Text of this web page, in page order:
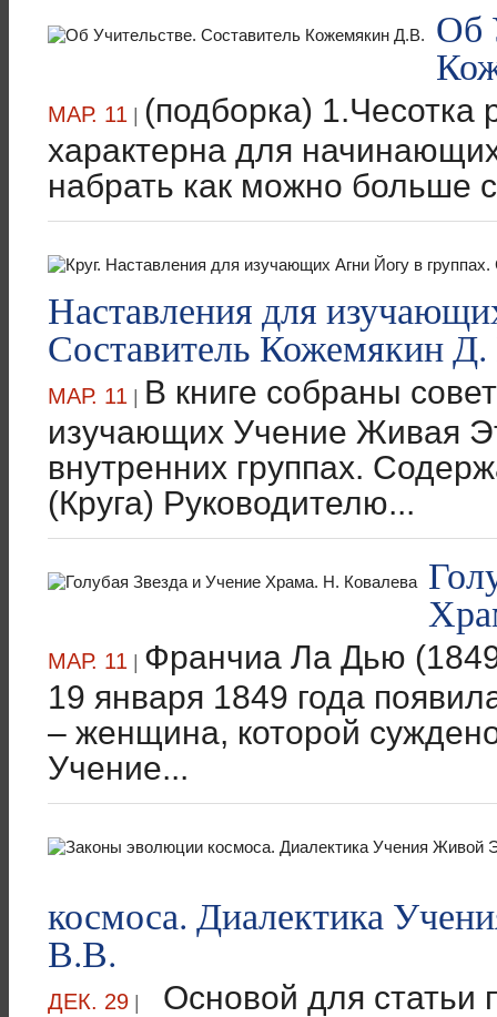
Об
МАР. 11 | (подборка) 1.Чесотка
характерна для
набрать как можно больше
Наставления для
Составитель Кожемякин
МАР. 11 | В книге собраны
изучающих Учение Живая
внутренних группах.
(Круга) Руководителю...
МАР. 11 | Франчиа Ла Дью
19 января 1849 года
– женщина, которой
Учение...
космоса. Диалектика
В.В.
ДЕК. 29 |
Основой для статьи